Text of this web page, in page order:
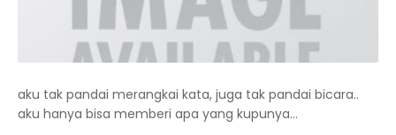
aku tak pandai merangkai kata, juga tak pandai bicara..
aku hanya bisa memberi apa yang kupunya...